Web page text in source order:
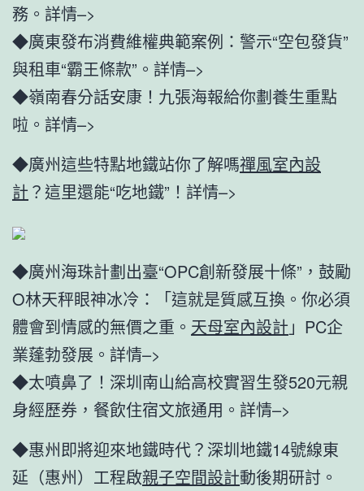
務。詳情–>
◆廣東發布消費維權典範案例：警示“空包發貨”
與租車“霸王條款”。詳情–>
◆嶺南春分話安康！九張海報給你劃養生重點
啦。詳情–>
◆廣州這些特點地鐵站你了解嗎禪風室內設
計 ？這里還能“吃地鐵”！詳情–>
◆廣州海珠計劃出臺“OPC創新發展十條”，鼓勵
O林天秤眼神冰冷：「這就是質感互換。你必須
體會到情感的無價之重。 天母室內設計 」PC企
業蓬勃發展。詳情–>
◆太噴鼻了！深圳南山給高校實習生發520元親
身經歷券，餐飲住宿文旅通用。詳情–>
◆惠州即將迎來地鐵時代？深圳地鐵14號線東
延（惠州）工程啟親子空間設計動後期研討。